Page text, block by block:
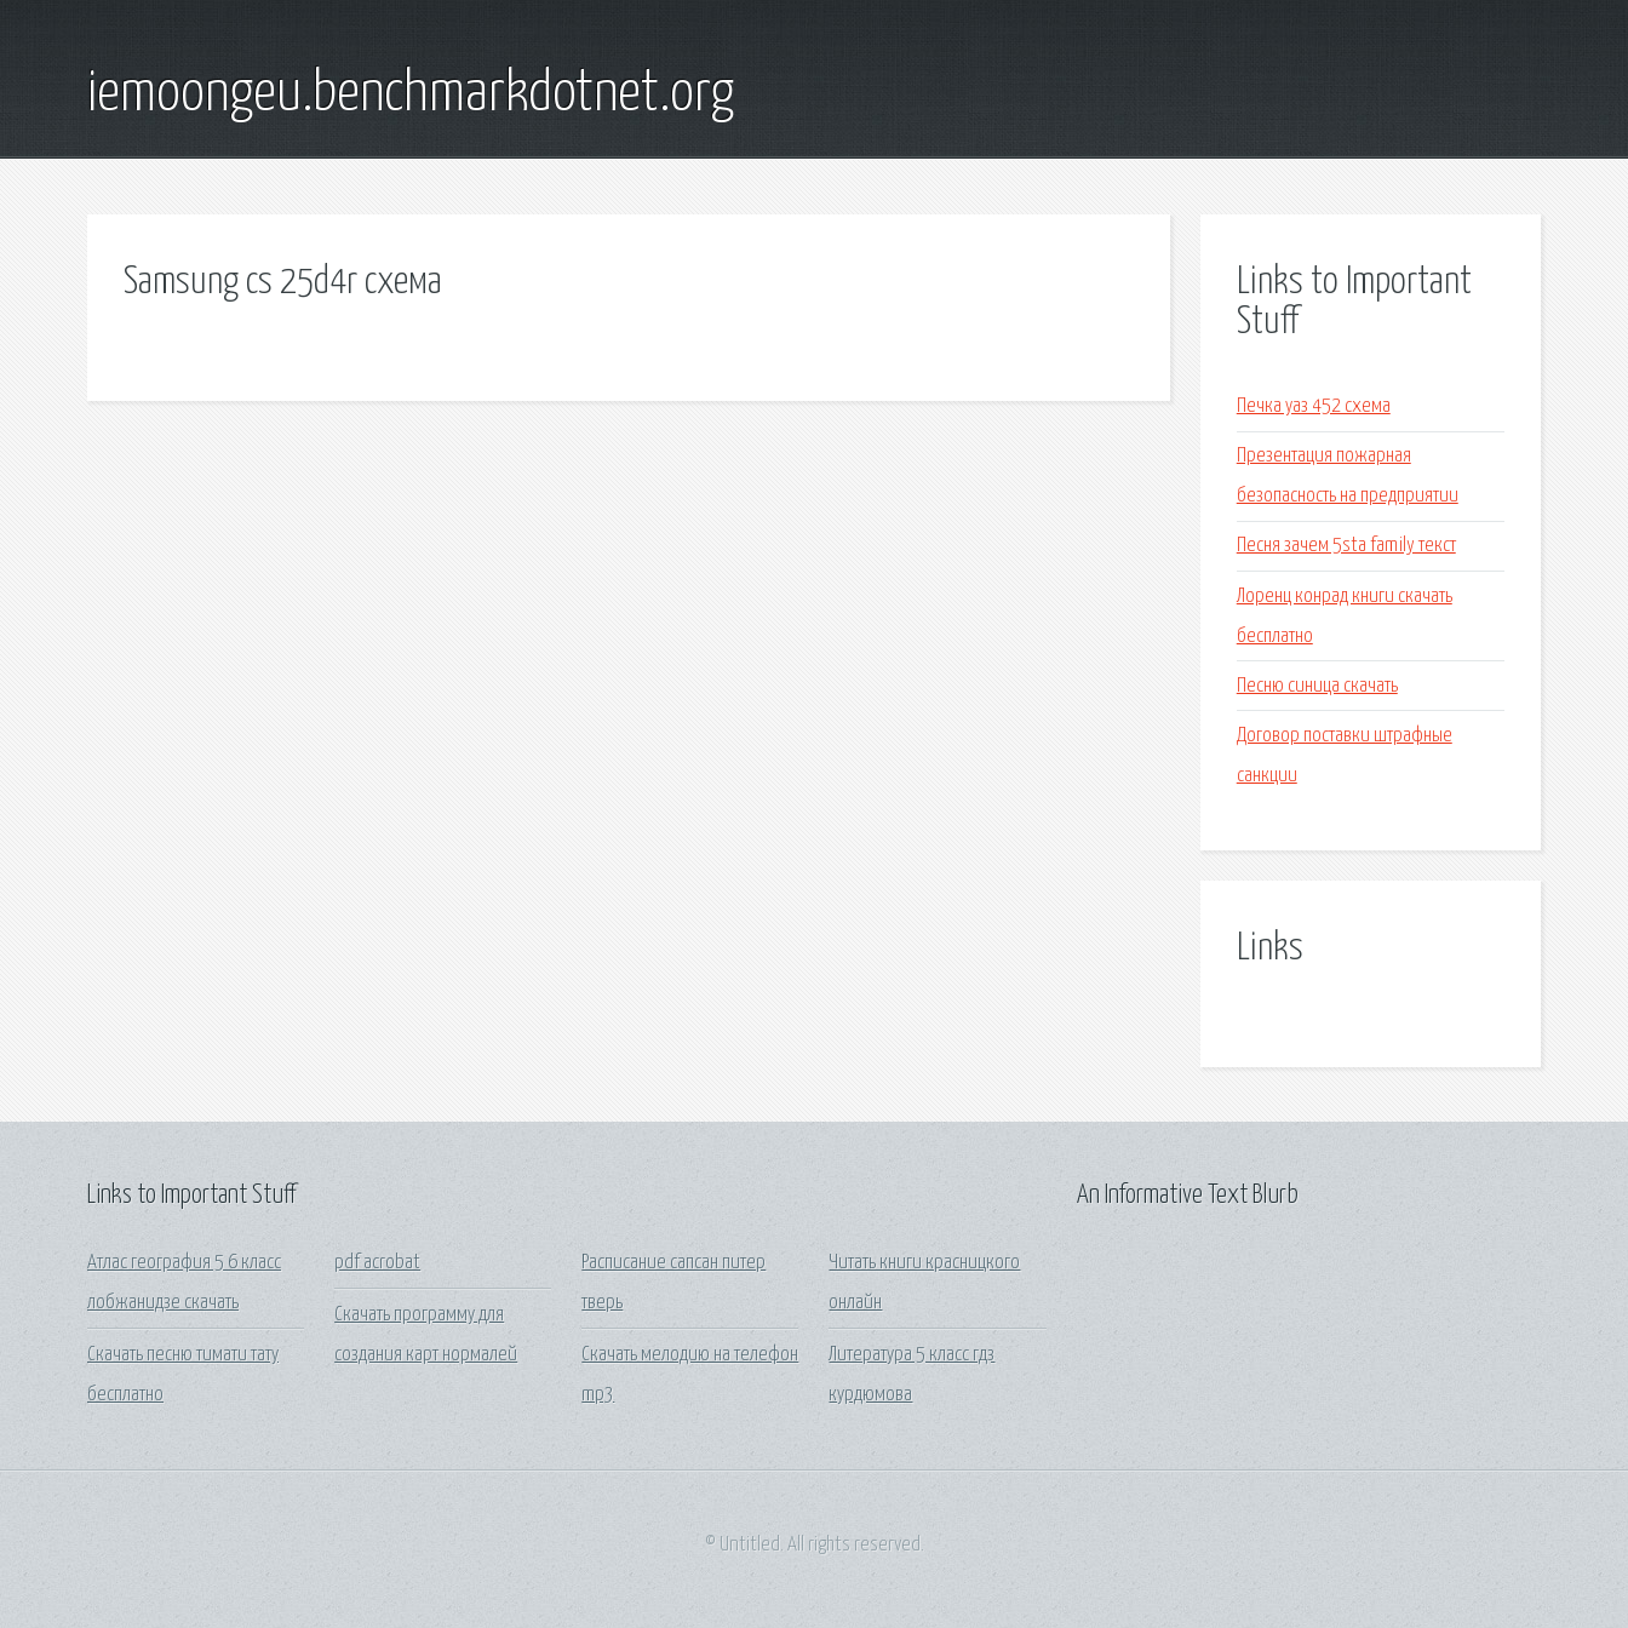
iemoongeu.benchmarkdotnet.org
Samsung cs 25d4r схема
Links to Important
Stuff
Печка уаз 452 схема
Презентация пожарная
безопасность на предприятии
Песня зачем 5sta family текст
Лоренц конрад книги скачать
бесплатно
Песню синица скачать
Договор поставки штрафные
санкции
Links
Links to Important Stuff
Атлас география 5 6 класс
лобжанидзе скачать
Скачать песню тимати тату
бесплатно
pdf acrobat
Скачать программу для
создания карт нормалей
Расписание сапсан питер
тверь
Скачать мелодию на телефон
mp3
Читать книги красницкого
онлайн
Литература 5 класс гдз
курдюмова
An Informative Text Blurb
© Untitled. All rights reserved.